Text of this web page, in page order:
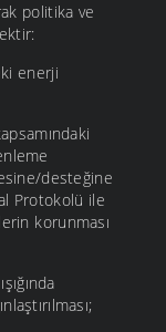
politika ve
enerji
desteğine
Protokolü ile
korunması